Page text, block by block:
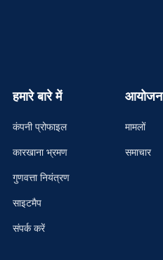
हमारे बारे में
कंपनी प्रोफाइल
कारखाना भ्रमण
गुणवत्ता नियंत्रण
साइटमैप
संपर्क करें
आयोजन
मामलों
समाचार